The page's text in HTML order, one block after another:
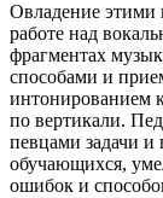
Овладение этими
работе над
фрагментах
способами и
интонированием
по вертикали.
певцами задачи и
обучающихся,
ошибок и